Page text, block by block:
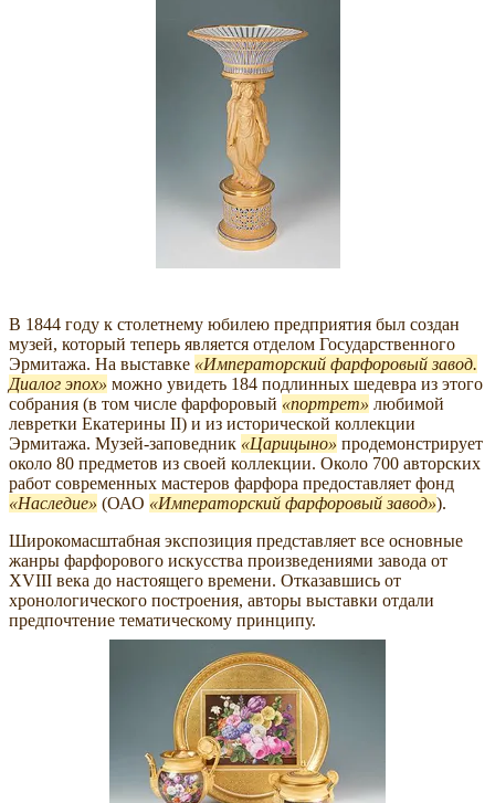
В 1844 году к столетнему юбилею предприятия был создан
музей, который теперь является отделом Государственного
Эрмитажа. На выставке
Императорский фарфоровый завод.
Диалог эпох
можно увидеть 184 подлинных шедевра из этого
собрания (в том числе фарфоровый
портрет
любимой
левретки Екатерины II) и из исторической коллекции
Эрмитажа. Музей-заповедник
Царицыно
продемонстрирует
около 80 предметов из своей коллекции. Около 700 авторских
работ современных мастеров фарфора предоставляет фонд
Наследие
(ОАО Императорский фарфоровый завод ).
Широкомасштабная экспозиция представляет все основные
жанры фарфорового искусства произведениями завода от
XVIII века до настоящего времени. Отказавшись от
хронологического построения, авторы выставки отдали
предпочтение тематическому принципу.